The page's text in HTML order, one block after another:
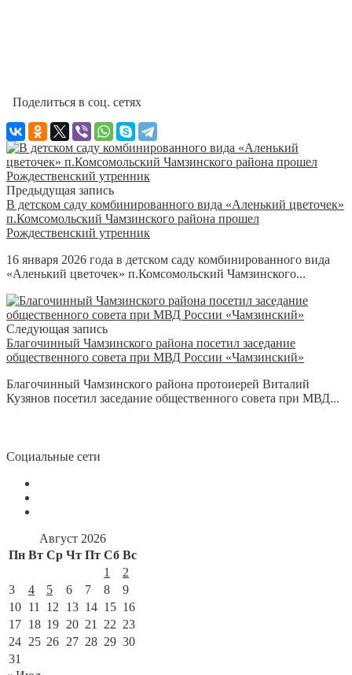
Поделиться в соц. сетях
Предыдущая запись
В детском саду комбинированного вида «Аленький цветочек»
п.Комсомольский Чамзинского района прошел
Рождественский утренник
16 января 2026 года в детском саду комбинированного вида
«Аленький цветочек» п.Комсомольский Чамзинского...
Следующая запись
Благочинный Чамзинского района посетил заседание
общественного совета при МВД России «Чамзинский»
Благочинный Чамзинского района протоиерей Виталий
Кузянов посетил заседание общественного совета при МВД...
Социальные сети
Август 2026
Пн Вт Ср Чт Пт Сб Вс
1
2
3
4 5 6 7 8
9
10 11 12 13 14 15 16
17 18 19 20 21 22 23
24 25 26 27 28 29 30
31